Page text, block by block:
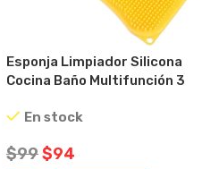
Esponja Limpiador Silicona
Cocina Baño Multifunción 3
En stock
$99$94